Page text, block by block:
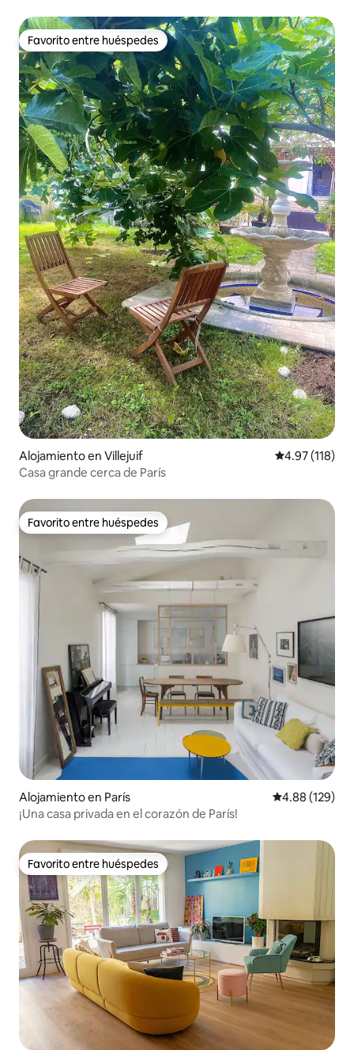
Favorito entre huéspedes
Favorito entre huéspedes
Alojamiento en Villejuif Calificación
4.97 (118)
Casa grande cerca de París
Favorito entre huéspedes
Favorito entre huéspedes
Alojamiento en París Calificación
4.88 (129)
¡Una casa privada en el corazón de París!
Favorito entre huéspedes
Favorito entre huéspedes